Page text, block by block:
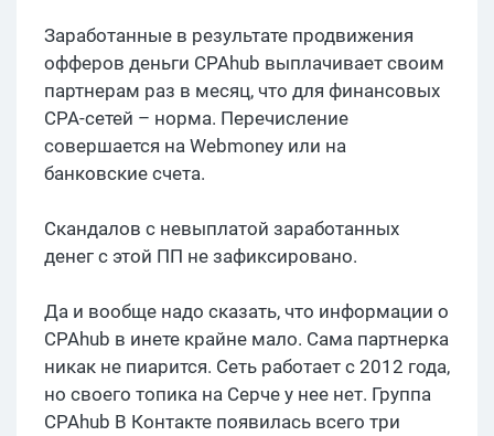
Заработанные в результате продвижения
офферов деньги CPAhub выплачивает своим
партнерам раз в месяц, что для финансовых
CPA-сетей – норма. Перечисление
совершается на Webmoney или на
банковские счета.
Скандалов с невыплатой заработанных
денег с этой ПП не зафиксировано.
Да и вообще надо сказать, что информации о
CPAhub в инете крайне мало. Сама партнерка
никак не пиарится. Сеть работает с 2012 года,
но своего топика на Серче у нее нет. Группа
CPAhub В Контакте появилась всего три